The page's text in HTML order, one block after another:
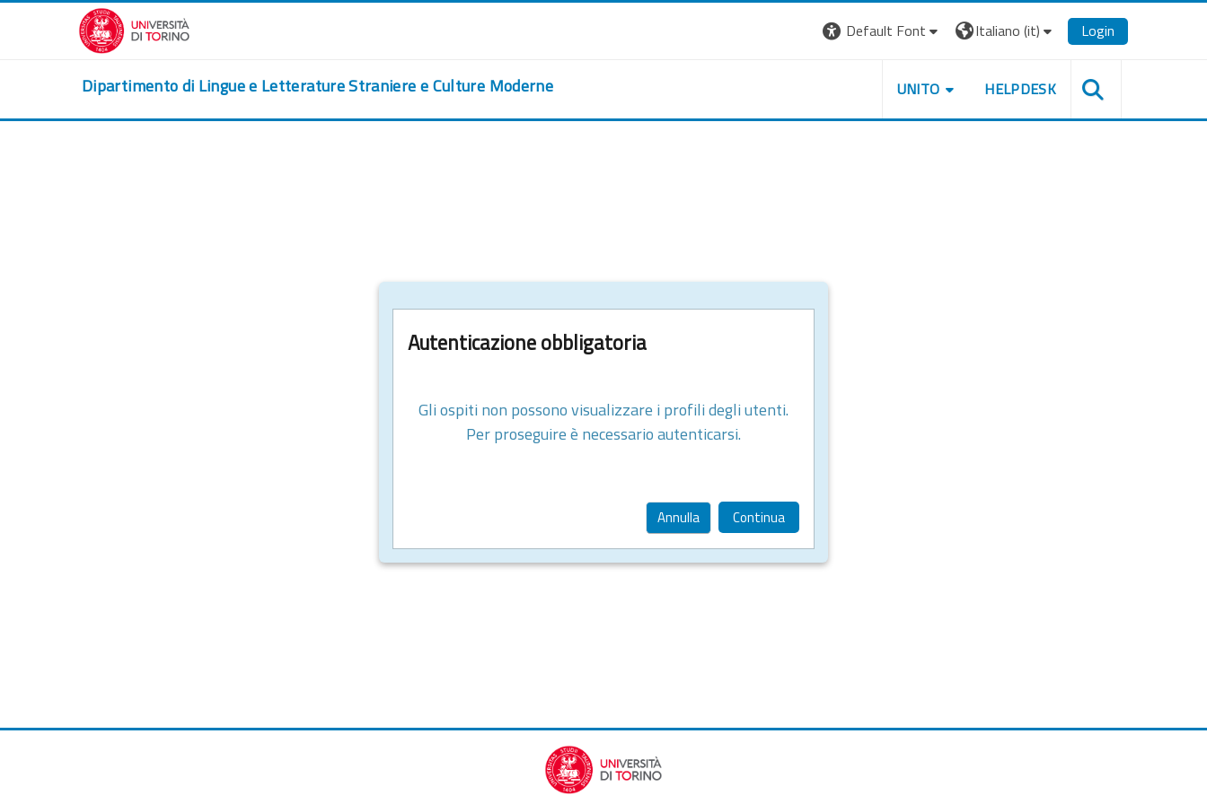
Vai al contenuto principale
Default Font
Italiano ‎(it)‎ Login
Dipartimento di Lingue e Letterature Straniere e Culture Moderne UNITO HELPDESK
Autenticazione obbligatoria
Gli ospiti non possono visualizzare i profili degli utenti.
Per proseguire è necessario autenticarsi.
Annulla Continua